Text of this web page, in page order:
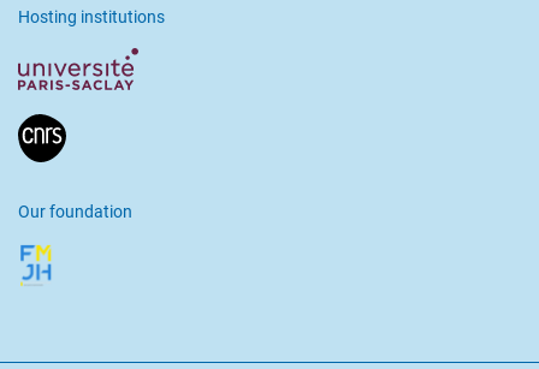
Hosting institutions
Our foundation